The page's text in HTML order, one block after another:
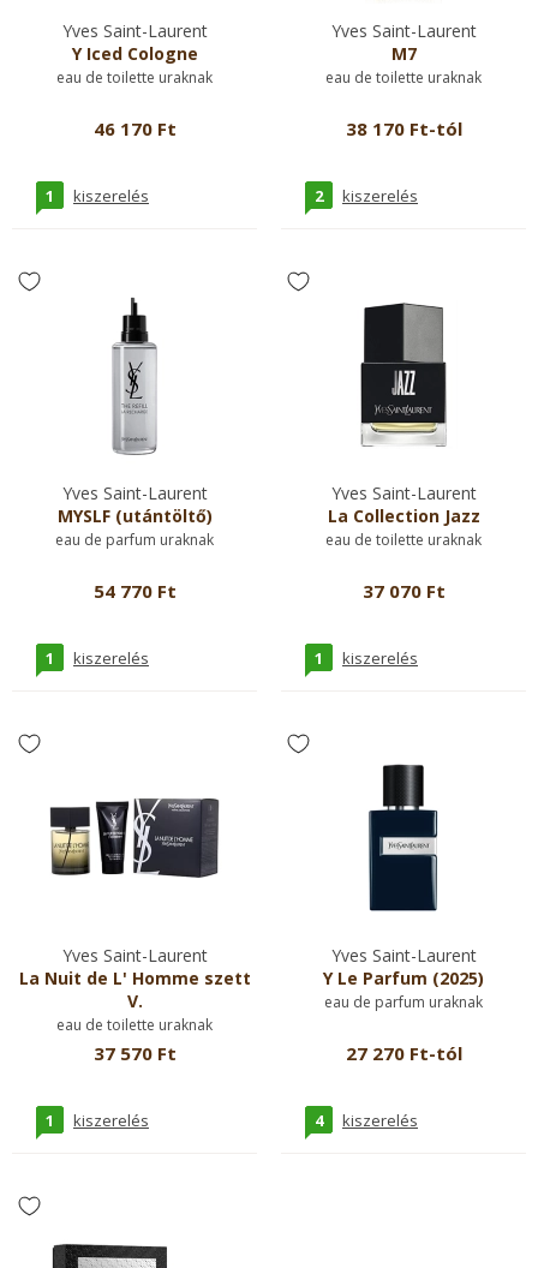
Yves Saint-Laurent
Y Iced Cologne
eau de toilette uraknak
46 170 Ft
1 kiszerelés
Yves Saint-Laurent
M7
eau de toilette uraknak
38 170 Ft-tól
2 kiszerelés
Yves Saint-Laurent
MYSLF (utántöltő)
eau de parfum uraknak
54 770 Ft
1 kiszerelés
Yves Saint-Laurent
La Collection Jazz
eau de toilette uraknak
37 070 Ft
1 kiszerelés
Yves Saint-Laurent
La Nuit de L' Homme szett
V.
eau de toilette uraknak
37 570 Ft
1 kiszerelés
Yves Saint-Laurent
Y Le Parfum (2025)
eau de parfum uraknak
27 270 Ft-tól
4 kiszerelés